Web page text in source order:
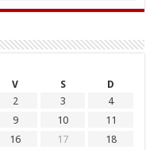
V S
D
2 3
4
9 10
11
16 17
18